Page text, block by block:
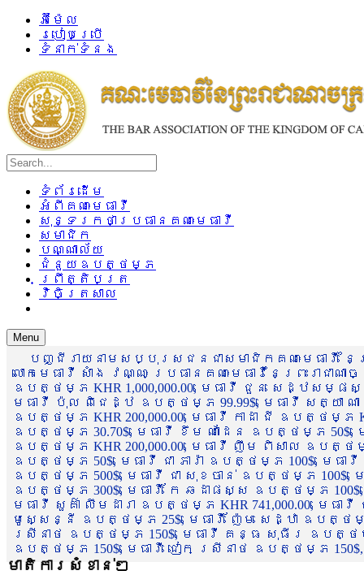
អ៊ីម៉ែល
របៀបប្រើ
ទំនាក់ទំនង
ទំព័រដើម
អំពីគណៈមេធាវី
សុន្ទរកថាប្រធានគណៈមេធាវី
សមាជិក
បណ្ណាល័យ
ជំនួយឧបត្ថម្ភ
ព្រឹត្តិបត្រ
វិចិត្រសាល
Menu
បញ្ជីរាយនាមសប្បុរសជនជាសមាជិកគណៈមេធាវី
លោកមេធាវី សាំង វណ្ណៈ ប្រធានគណៈមេធាវីនៃព្រះរា
ឧបត្ថម្ភ KHR 1,000,000.00, មេធាវី ជួន សេដ្ឋស
មេធាវី ប៉ុល ពិជេដ្ឋ ឧបត្ថម្ភ 99.99$, មេធាវី សត្យា ណ
ឧបត្ថម្ភ KHR 200,000.00, មេធាវី កាដា ជី ឧបត្ថម្ភ
ឧបត្ថម្ភ 30.70$, មេធាវី ខឹម ណាដែន ឧបត្ថម្ភ 50$,
ឧបត្ថម្ភ KHR 200,000.00, មេធាវី ញឹម ពិសាល ឧបត្ថ
ឧបត្ថម្ភ 50$, មេធាវី ជា ភារ៉ា ឧបត្ថម្ភ 100$, មេ
ឧបត្ថម្ភ 500$, មេធាវី ជា សុខចាន់ ឧបត្ថម្ភ
ឧបត្ថម្ភ 300$, មេធាវី កែ ឆដាផស្ស ឧបត្ថម្ភ
មេធាវី សួគ៌ា លឹមដារា ឧបត្ថម្ភ KHR 741,000.00, មេ
មូសេ្សន្នី ឧបត្ថម្ភ 25$, មេធាវី ញ៉ែម សេដ្ឋា ឧបត្ថ
ស្រីនាថ ឧបត្ថម្ភ 150$, មេធាវី គន្ធ សុធីរ ឧបត្ថម្ភ
ឧបត្ថម្ភ 150$, មេធាវី ជៀក ស្រីនាថ ឧបត្ថម្ភ 150$,
មាតិការសំខាន់ៗ